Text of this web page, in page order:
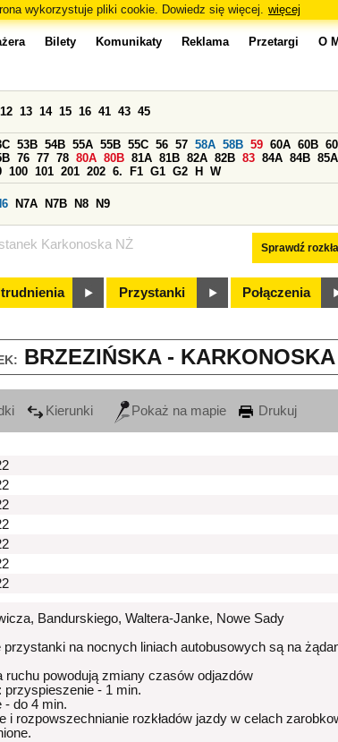
wykorzystuje pliki cookie. Dowiedz się więcej. więcej
Karkonoska NŻ
Bilety Komunikaty Reklama Przetargi O
Sprawdź
12 13 14 15 16 41 43 45
53B 54B 55A 55B 55C 56 57 58A 58B 59 60A 60B
76 77 78 80A 80B 81A 81B 82A 82B 83 84A 84B 85A
100 101 201 202 6. F1 G1 G2 H W
N7A N7B N8 N9
Przystanki Połączenia
BRZEZIŃSKA -
Kierunki Pokaż na mapie Drukuj
Bandurskiego, Waltera-Janke, Nowe Sady
na nocnych liniach autobusowych są na
ruchu powodują zmiany czasów odjazdów
przyspieszenie - 1 min.
- do 4 min.
i rozpowszechnianie rozkładów jazdy w celach